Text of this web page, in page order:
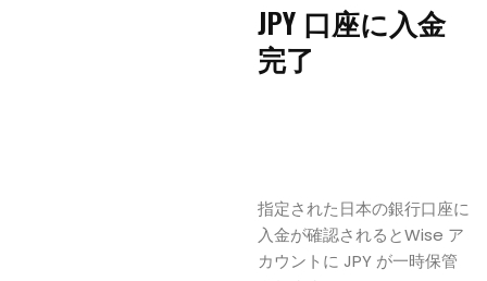
JPY 口座に入金
完了
指定された日本の銀行口座に
入金が確認されるとWise ア
カウントに JPY が一時保管